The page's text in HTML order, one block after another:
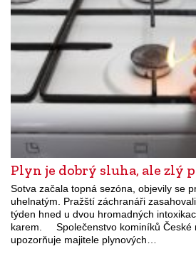
Plyn je dobrý sluha, ale zlý
Sotva začala topná sezóna, objevily se
uhelnatým. Pražští záchranáři
týden hned u dvou hromadných
karem. Společenstvo kominíků České
upozorňuje majitele plynových…